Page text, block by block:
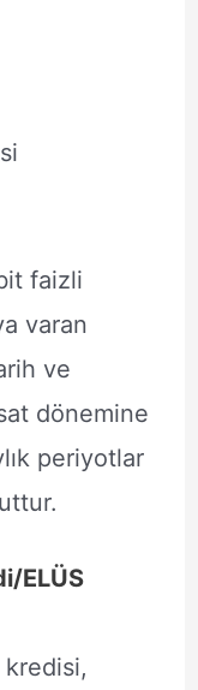
faizli
varan
ve
dönemine
periyotlar
ELÜS
kredisi,